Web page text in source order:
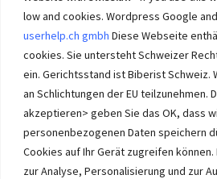
low and cookies. Wordpress Google
userhelp.ch gmbh Diese Webseite
cookies. Sie untersteht Schweizer
ein. Gerichtsstand ist Biberist Schweiz.
an Schlichtungen der EU teilzunehmen.
akzeptieren> geben Sie das OK, dass
personenbezogenen Daten speichern
Cookies auf Ihr Gerät zugreifen
zur Analyse, Personalisierung und zur
Immobilien im Wasseramt haben bei
Vorrang und die besten Konditionen beim
Verkauf im Wasseramt ohne unsere
Immobilien selber verkaufen mit unserer